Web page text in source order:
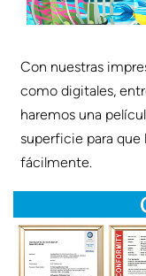
Con nuestras
como digitales,
haremos una
superficie para que
fácilmente.